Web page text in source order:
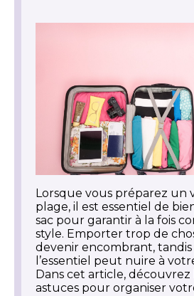
Lorsque vous préparez un
plage, il est essentiel de
sac pour garantir à la fois
style. Emporter trop de
devenir encombrant,
l’essentiel peut nuire à
Dans cet article,
astuces pour organiser